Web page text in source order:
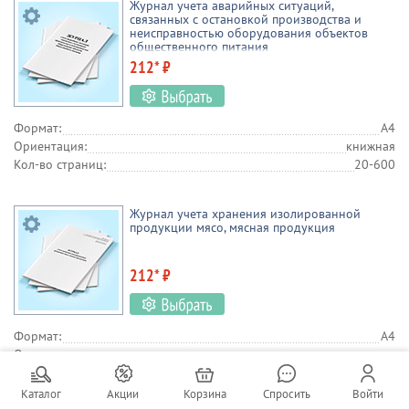
Каталог Акции Корзина Спросить Войти
Журнал учета аварийных ситуаций,
связанных с остановкой производства и
неисправностью оборудования объектов
общественного питания
212* ₽
Формат:
А4
Ориентация:
книжная
Кол-во страниц:
20-600
Журнал учета хранения изолированной
продукции мясо, мясная продукция
212* ₽
Формат:
А4
Ориентация:
Кол-во страниц:
20-600